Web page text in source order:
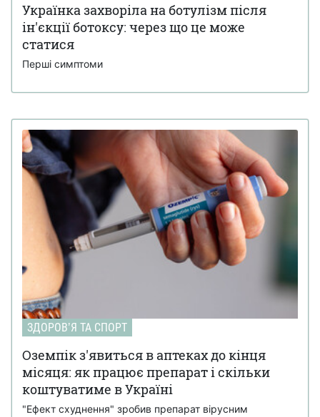
Українка захворіла на ботулізм після
ін'єкції ботоксу: через що це може
статися
Перші симптоми
ЗДОРОВʼЯ ТА СПОРТ
Оземпік з'явиться в аптеках до кінця
місяця: як працює препарат і скільки
коштуватиме в Україні
"Ефект схуднення" зробив препарат вірусним